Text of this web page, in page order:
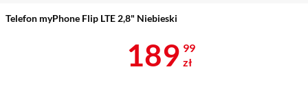
Telefon myPhone Flip LTE 2,8" Niebieski
Cena 189,99
189 99
zł